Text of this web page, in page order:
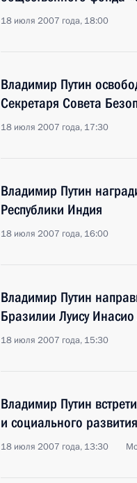
18 июля 2007 года, 18:00
Владимир Путин
Секретаря Совета
18 июля 2007 года, 17:30
Владимир Путин
Республики Индия
18 июля 2007 года, 16:00
Владимир Путин
Бразилии Луису
18 июля 2007 года, 15:30
Владимир Путин
и социального
18 июля 2007 года, 13:30